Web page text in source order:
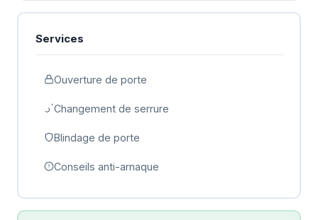
Services
Ouverture de porte
Changement de serrure
Blindage de porte
Conseils anti-arnaque